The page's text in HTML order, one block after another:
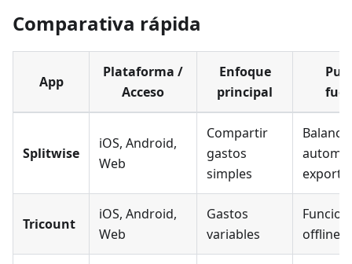
Comparativa rápida
App
Plataforma /
Acceso
Enfoque
principal
Splitwise
iOS, Android,
Web
Compartir
gastos
simples
Balance
Tricount
iOS, Android,
Web
Gastos
variables
offline